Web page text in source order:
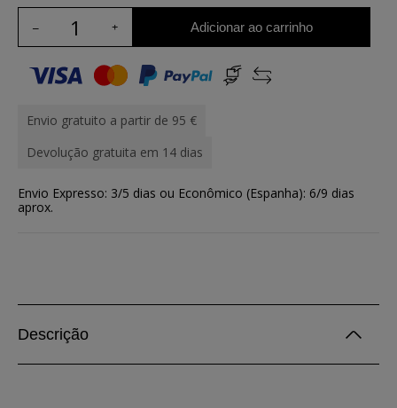
Adicionar ao carrinho
Envio gratuito a partir de 95 €
Devolução gratuita em 14 dias
Envio Expresso: 3/5 dias ou Econômico (Espanha): 6/9 dias
aprox.
Descrição